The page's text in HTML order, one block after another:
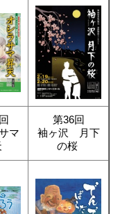
マ
第36回
袖ヶ沢 月下
の桜